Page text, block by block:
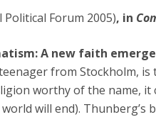
Political Forum 2005), in
A new faith
from Stockholm,
worthy of the name,
will end).